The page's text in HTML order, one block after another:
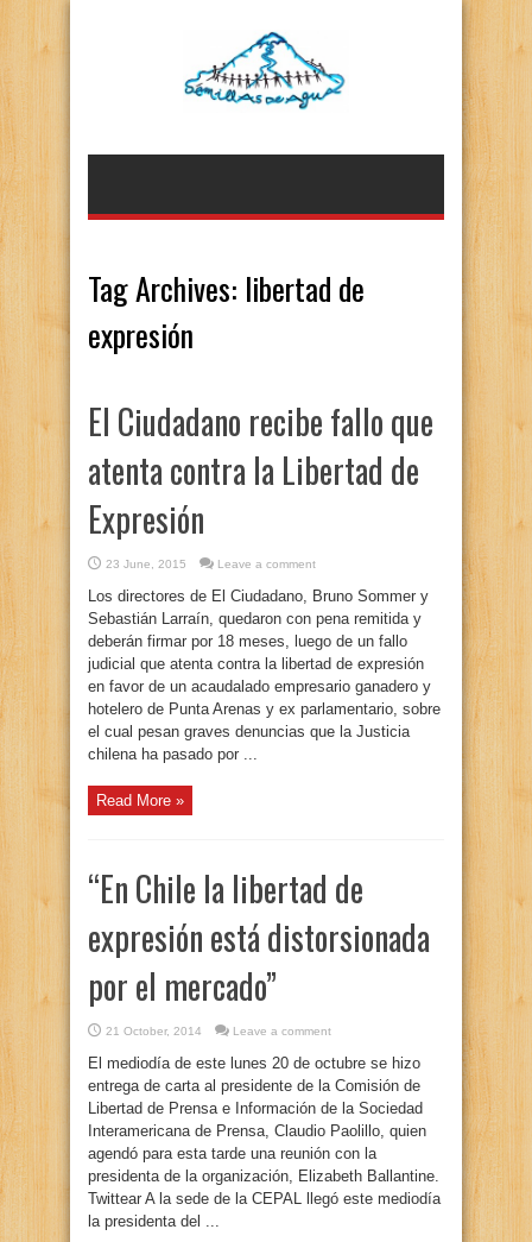
Tag Archives: libertad de
expresión
El Ciudadano recibe fallo que
atenta contra la Libertad de
Expresión
23 June, 2015 Leave a comment
Los directores de El Ciudadano, Bruno Sommer y
Sebastián Larraín, quedaron con pena remitida y
deberán firmar por 18 meses, luego de un fallo
judicial que atenta contra la libertad de expresión
en favor de un acaudalado empresario ganadero y
hotelero de Punta Arenas y ex parlamentario, sobre
el cual pesan graves denuncias que la Justicia
chilena ha pasado por ...
Read More »
“En Chile la libertad de
expresión está distorsionada
por el mercado”
21 October, 2014 Leave a comment
El mediodía de este lunes 20 de octubre se hizo
entrega de carta al presidente de la Comisión de
Libertad de Prensa e Información de la Sociedad
Interamericana de Prensa, Claudio Paolillo, quien
agendó para esta tarde una reunión con la
presidenta de la organización, Elizabeth Ballantine.
Twittear A la sede de la CEPAL llegó este mediodía
la presidenta del ...